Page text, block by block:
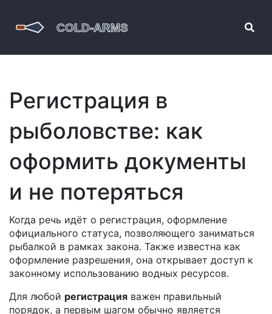
Регистрация в
рыболовстве: как
оформить документы
и не потеряться
Когда речь идёт о регистрация, оформление
официального статуса, позволяющего заниматься
рыбалкой в рамках закона. Также известна как
оформление разрешения, она открывает доступ к
законному использованию водных ресурсов.
Для любой регистрация важен правильный
порядок, а первым шагом обычно является